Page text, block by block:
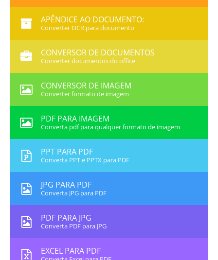
APÊNDICE AO DOCUMENTO:
Converter OCR para documento
CONVERSOR DE DOCUMENTOS
Converter documentos do office
CONVERSOR DE IMAGEM
Converter formato de imagem
PDF PARA IMAGEM
Converta pdf para qualquer formato de imagem
PPT PARA PDF
Converta PPT e PPTX para PDF
JPG PARA PDF
Converta JPG para PDF
PDF PARA JPG
Converta PDF para JPG
EXCEL PARA PDF